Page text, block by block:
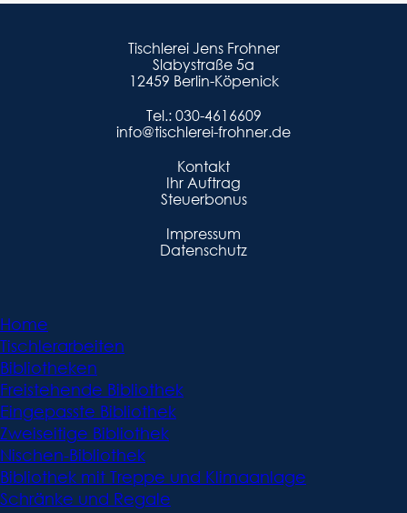
Tischlerei Jens Frohner
Slabystraße 5a
12459 Berlin-Köpenick
Tel.:030-4616609
info@tischlerei-frohner.de
Kontakt
Ihr Auftrag
Steuerbonus
Impressum
Datenschutz
Home
Tischlerarbeiten
Bibliotheken
Freistehende Bibliothek
Eingepasste Bibliothek
Zweiseitige Bibliothek
Nischen-Bibliothek
Bibliothek mit Treppe und Klimaanlage
Schränke und Regale